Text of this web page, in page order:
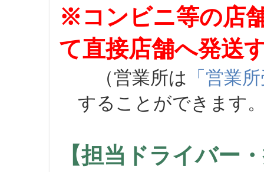
※コンビニ等の店
て直接店舗へ発送
（営業所は 「営業
することができます
【担当ドライバー